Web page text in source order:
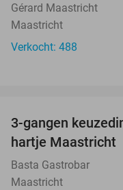
Gérard Maastricht
Maastricht
Verkocht: 488
3-gangen
hartje Maastricht
Basta Gastrobar
Maastricht